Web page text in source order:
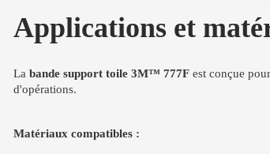
Applications et
La bande support toile 3M™ 777F est conçue
d'opérations.
Matériaux compatibles :